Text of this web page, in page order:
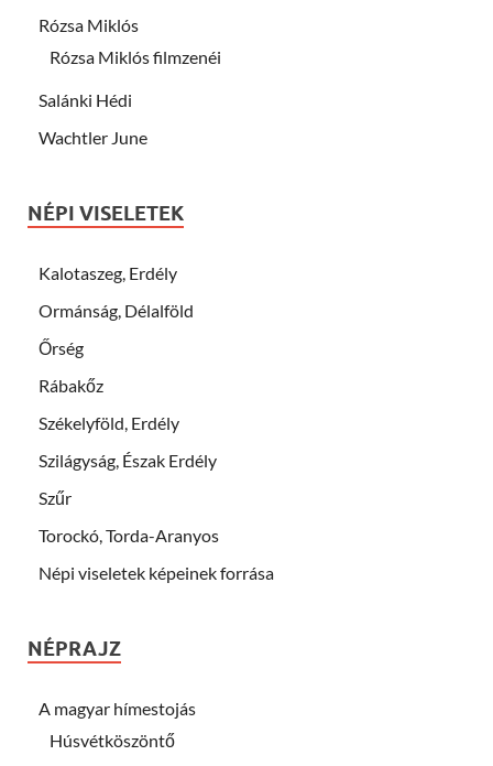
Rózsa Miklós
Rózsa Miklós filmzenéi
Salánki Hédi
Wachtler June
NÉPI VISELETEK
Kalotaszeg, Erdély
Ormánság, Délalföld
Őrség
Rábakőz
Székelyföld, Erdély
Szilágyság, Észak Erdély
Szűr
Torockó, Torda-Aranyos
Népi viseletek képeinek forrása
NÉPRAJZ
A magyar hímestojás
Húsvétköszöntő